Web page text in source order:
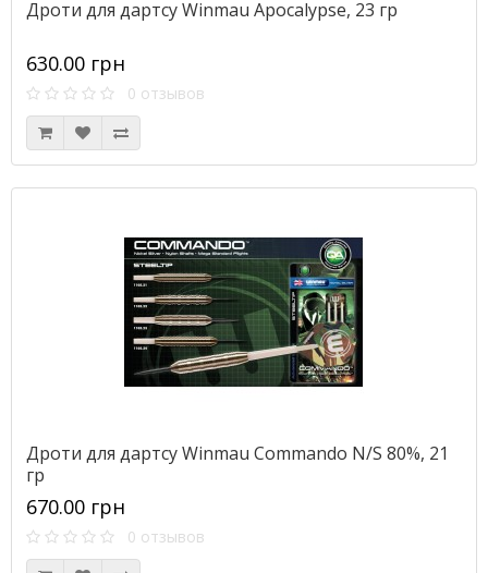
Дроти для дартсу Winmau Apocalypse, 23 гр
630.00 грн
0 отзывов
Дроти для дартсу Winmau Commando N/S 80%, 21
гр
670.00 грн
0 отзывов